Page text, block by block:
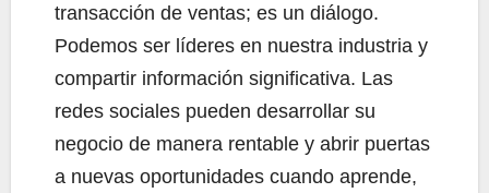
transacción de ventas; es un diálogo.
Podemos ser líderes en nuestra industria y
compartir información significativa. Las
redes sociales pueden desarrollar su
negocio de manera rentable y abrir puertas
a nuevas oportunidades cuando aprende,